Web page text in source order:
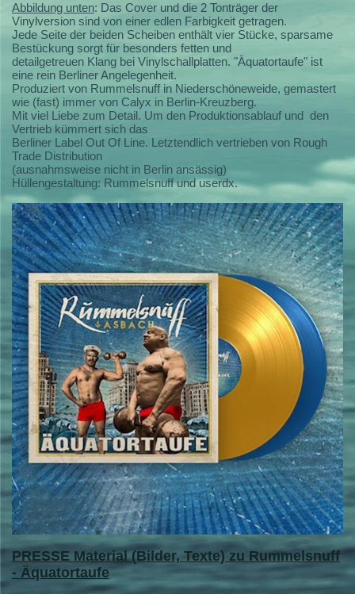
Abbildung unten: Das Cover und die 2 Tonträger der
Vinylversion sind von einer edlen Farbigkeit getragen.
Jede Seite der beiden Scheiben enthält vier Stücke, sparsame
Bestückung sorgt für besonders fetten und
detailgetreuen Klang bei Vinylschallplatten. "Äquatortaufe" ist
eine rein Berliner Angelegenheit.
Produziert von Rummelsnuff in Niederschöneweide, gemastert
wie (fast) immer von Calyx in Berlin-Kreuzberg.
Mit viel Liebe zum Detail. Um den Produktionsablauf und den
Vertrieb kümmert sich das
Berliner Label Out Of Line. Letztendlich vertrieben von Rough
Trade Distribution
(ausnahmsweise nicht in Berlin ansässig)
Hüllengestaltung: Rummelsnuff und userdx.
PRESSE Material (Bilder, Texte) zu Rummelsnuff
- Äquatortaufe